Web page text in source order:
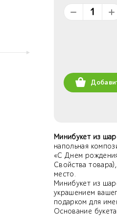
Минибукет из
напольная
«С Днем
Свойства
место.
Минибукет из
украшением
подарком для
Основание